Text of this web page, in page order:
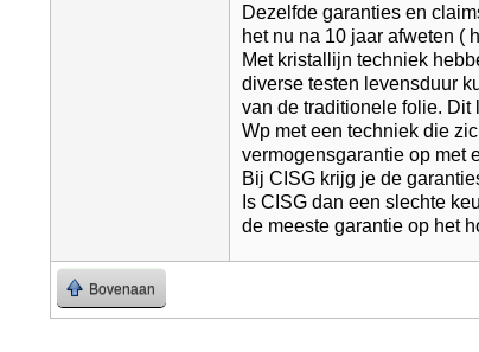
Dezelfde garanties en
het nu na 10 jaar afweten (
Met kristallijn techniek
diverse testen levensduur
van de traditionele folie. Dit
Wp met een techniek die
vermogensgarantie op met
Bij CISG krijg je de
Is CISG dan een slechte
de meeste garantie op het
Bovenaan